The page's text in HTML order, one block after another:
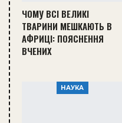
ЧОМУ ВСІ ВЕЛИКІ
ТВАРИНИ МЕШКАЮТЬ В
АФРИЦІ: ПОЯСНЕННЯ
ВЧЕНИХ
НАУКА